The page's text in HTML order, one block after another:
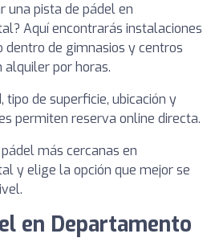
una pista de pádel en
Aquí encontrarás instalaciones
dentro de gimnasios y centros
por horas.
tipo de superficie, ubicación y
permiten reserva online directa.
más cercanas en
y elige la opción que mejor se
en Departamento